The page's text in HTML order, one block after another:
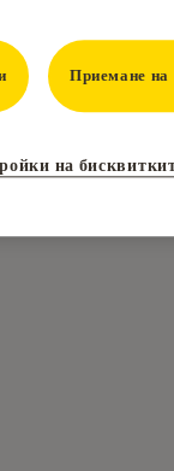
Приемане на
на